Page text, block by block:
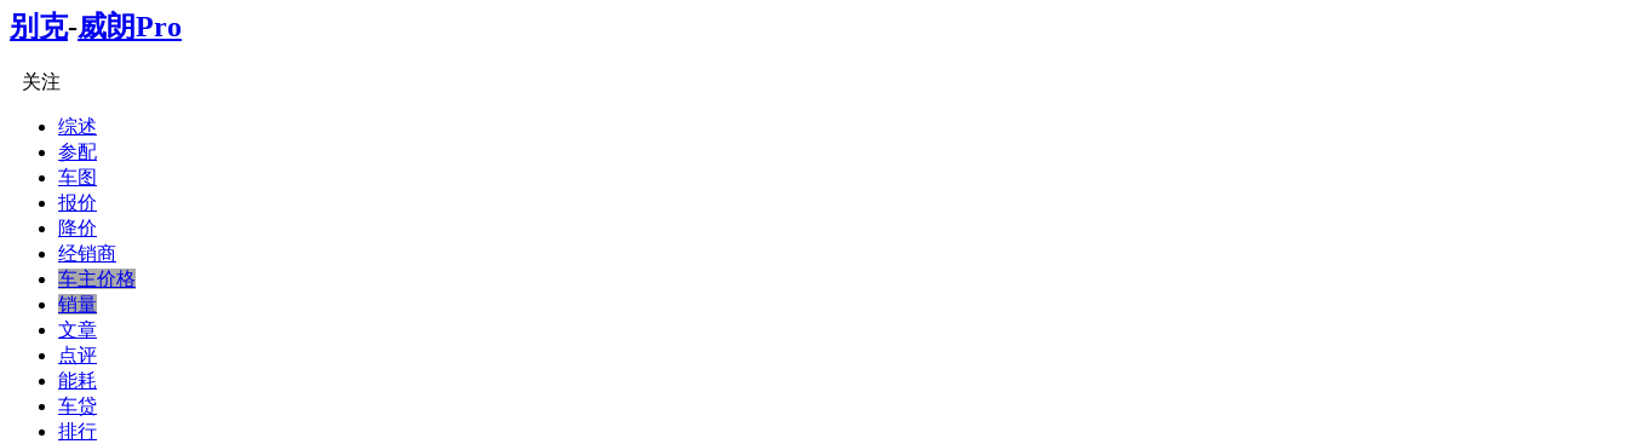
别克-威朗Pro
关注
综述
参配
车图
报价
降价
经销商
车主价格
销量
文章
点评
能耗
车贷
排行